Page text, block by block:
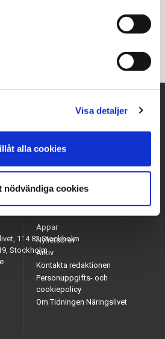
Visa detaljer
alla cookies
nödvändiga cookies
till TN.
114 82 Stockholm
Stockholm
Appar
Nyhetsbrev
Arkiv
Kontakta redaktionen
Personuppgifts- och
cookiepolicy
Om Tidningen Näringslivet